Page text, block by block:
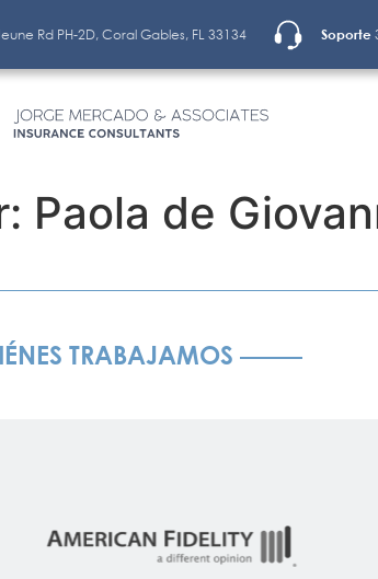
Rd PH-2D, Coral Gables, FL 33134 Soporte
Paola de
TRABAJAMOS